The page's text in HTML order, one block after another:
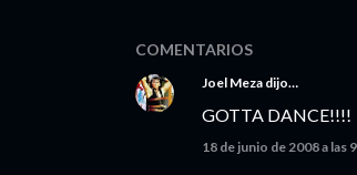
COMENTARIOS
Joel Meza dijo…
GOTTA DANCE!!!!
18 de junio de 2008 a las